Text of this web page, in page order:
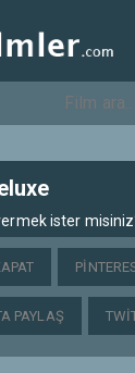
ister
PAYLAŞ